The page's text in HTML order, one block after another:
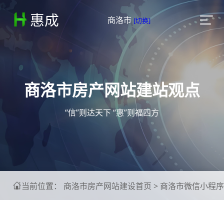
惠成 商洛市 [切换] 
商洛市房产网站建站观点
“信”则达天下 “惠”则福四方
当前位置： 商洛市房产网站建设首页 > 商洛市微信小程序